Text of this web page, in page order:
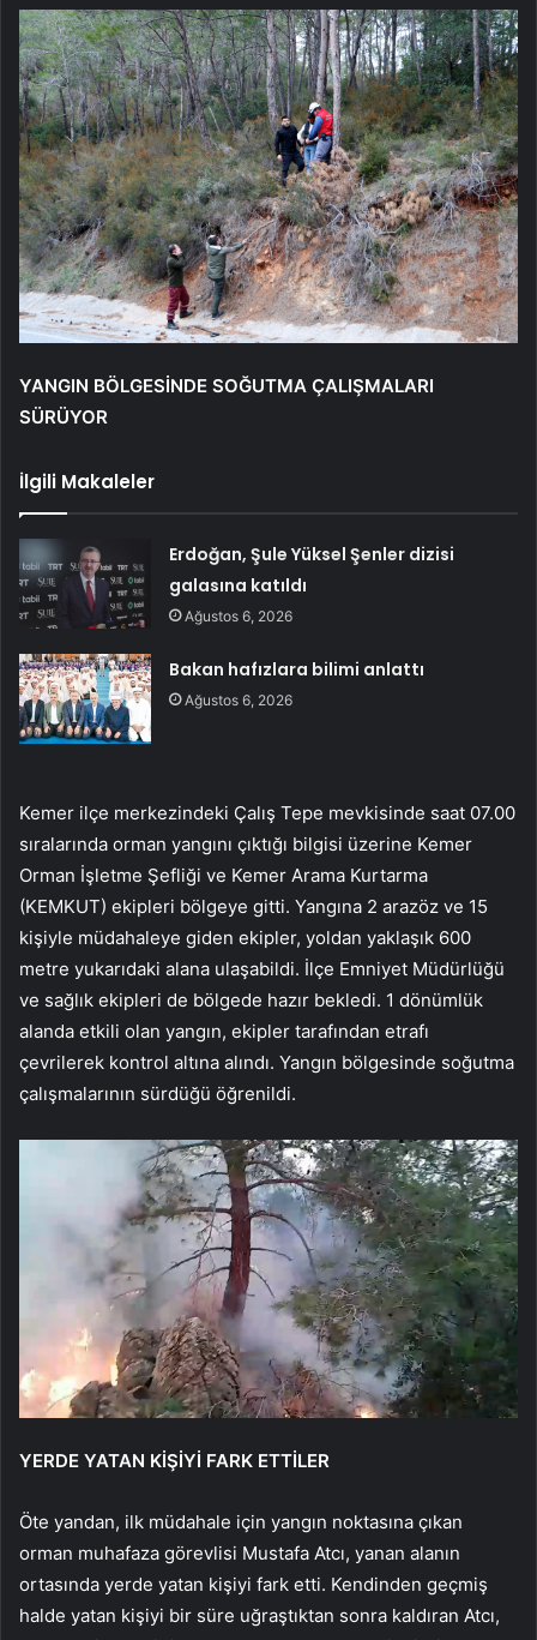
YANGIN BÖLGESİNDE SOĞUTMA ÇALIŞMALARI
SÜRÜYOR
İlgili Makaleler
Erdoğan, Şule Yüksel Şenler dizisi
galasına katıldı
Ağustos 6, 2026
Bakan hafızlara bilimi anlattı
Ağustos 6, 2026
Kemer ilçe merkezindeki Çalış Tepe mevkisinde saat 07.00
sıralarında orman yangını çıktığı bilgisi üzerine Kemer
Orman İşletme Şefliği ve Kemer Arama Kurtarma
(KEMKUT) ekipleri bölgeye gitti. Yangına 2 arazöz ve 15
kişiyle müdahaleye giden ekipler, yoldan yaklaşık 600
metre yukarıdaki alana ulaşabildi. İlçe Emniyet Müdürlüğü
ve sağlık ekipleri de bölgede hazır bekledi. 1 dönümlük
alanda etkili olan yangın, ekipler tarafından etrafı
çevrilerek kontrol altına alındı. Yangın bölgesinde soğutma
çalışmalarının sürdüğü öğrenildi.
YERDE YATAN KİŞİYİ FARK ETTİLER
Öte yandan, ilk müdahale için yangın noktasına çıkan
orman muhafaza görevlisi Mustafa Atcı, yanan alanın
ortasında yerde yatan kişiyi fark etti. Kendinden geçmiş
halde yatan kişiyi bir süre uğraştıktan sonra kaldıran Atcı,